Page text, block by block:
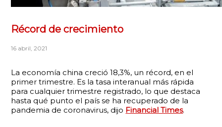
Récord de crecimiento
16 abril, 2021
La economía china creció 18,3%, un récord, en el
primer trimestre. Es la tasa interanual más rápida
para cualquier trimestre registrado, lo que destaca
hasta qué punto el país se ha recuperado de la
pandemia de coronavirus, dijo Financial Times.